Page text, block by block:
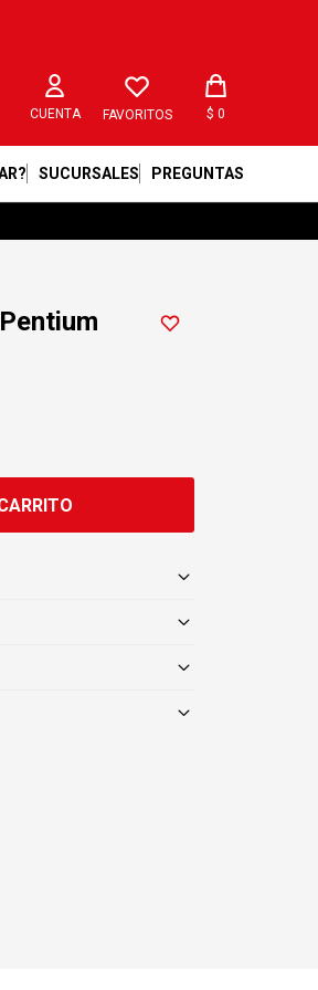
SUCURSALES PREGUNTAS
FAVORITOS $ 0